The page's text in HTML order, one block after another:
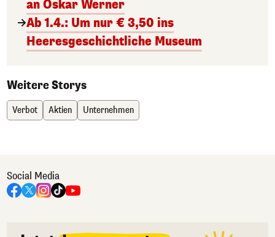
an Oskar Werner
Ab 1.4.: Um nur € 3,50 ins
Heeresgeschichtliche Museum
Weitere Storys
Verbot Aktien Unternehmen
Social Media